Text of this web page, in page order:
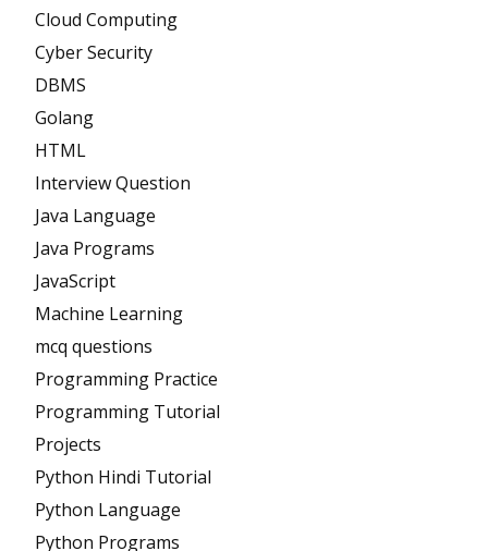
Cloud Computing
Cyber Security
DBMS
Golang
HTML
Interview Question
Java Language
Java Programs
JavaScript
Machine Learning
mcq questions
Programming Practice
Programming Tutorial
Projects
Python Hindi Tutorial
Python Language
Python Programs